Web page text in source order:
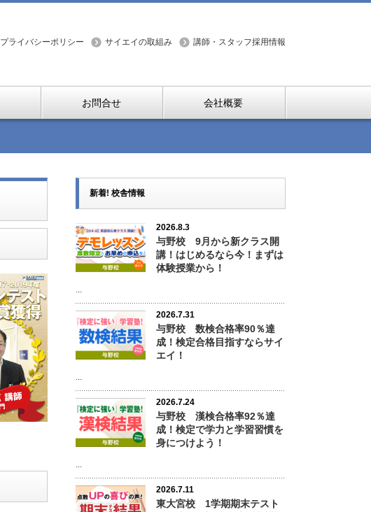
プライバシーポリシー サイエイの取組み 講師・スタッフ採用情報
お問合せ 会社概要
新着! 校舎情報
2026.8.3
与野校 9月から新クラス開
講！はじめるなら今！まずは
体験授業から！
...
2026.7.31
与野校 数検合格率90％達
成！検定合格目指すならサイ
エイ！
...
2026.7.24
与野校 漢検合格率92％達
成！検定で学力と学習習慣を
身につけよう！
...
2026.7.11
東大宮校 1学期期末テスト